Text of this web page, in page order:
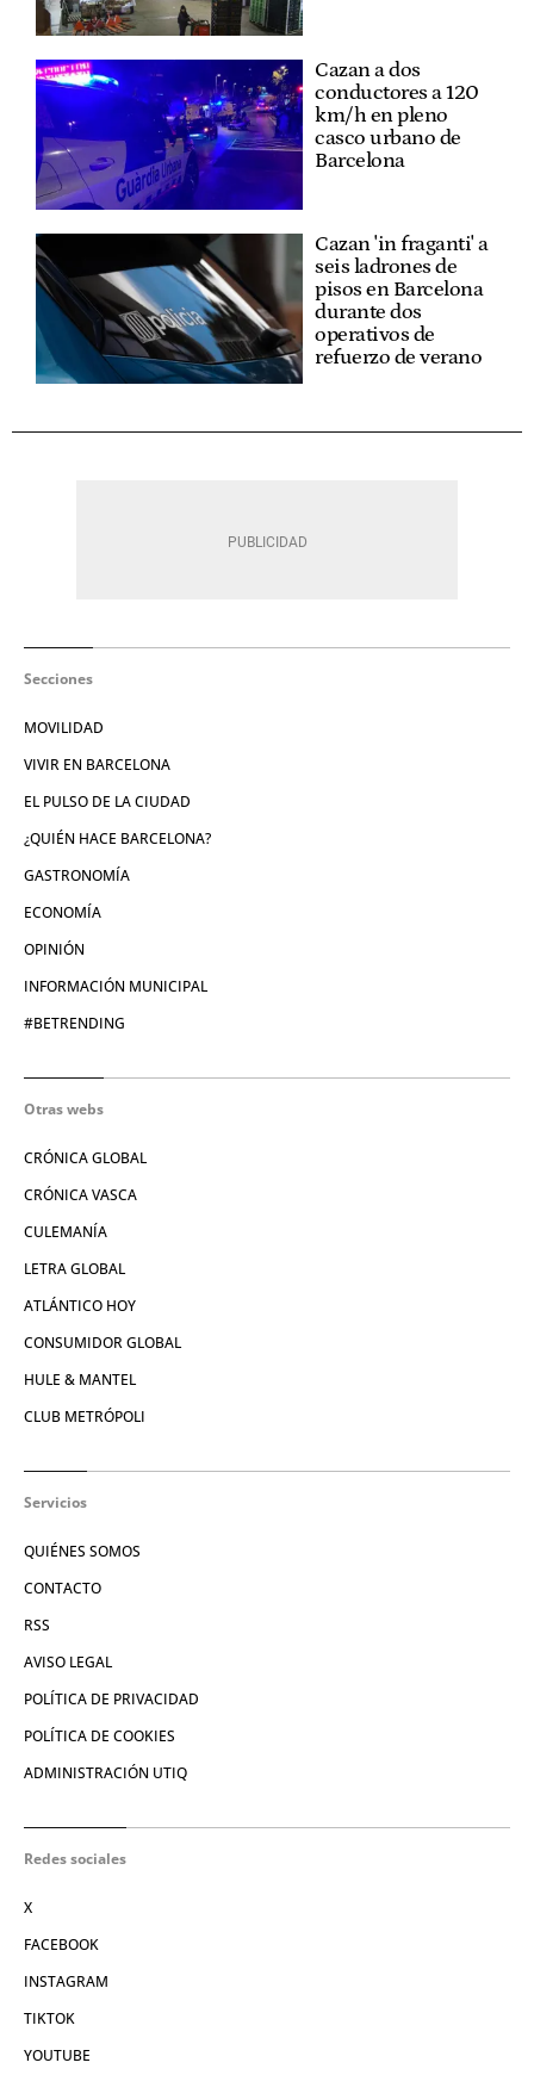
Cazan a dos
conductores a 120
km/h en pleno
casco urbano de
Barcelona
Cazan 'in fraganti' a
seis ladrones de
pisos en Barcelona
durante dos
operativos de
refuerzo de verano
Secciones
MOVILIDAD
VIVIR EN BARCELONA
EL PULSO DE LA CIUDAD
¿QUIÉN HACE BARCELONA?
GASTRONOMÍA
ECONOMÍA
OPINIÓN
INFORMACIÓN MUNICIPAL
#BETRENDING
Otras webs
CRÓNICA GLOBAL
CRÓNICA VASCA
CULEMANÍA
LETRA GLOBAL
ATLÁNTICO HOY
CONSUMIDOR GLOBAL
HULE & MANTEL
CLUB METRÓPOLI
Servicios
QUIÉNES SOMOS
CONTACTO
RSS
AVISO LEGAL
POLÍTICA DE PRIVACIDAD
POLÍTICA DE COOKIES
ADMINISTRACIÓN UTIQ
Redes sociales
X
FACEBOOK
INSTAGRAM
TIKTOK
YOUTUBE